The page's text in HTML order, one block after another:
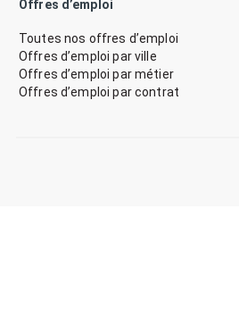
Offres d’emploi
Toutes nos offres d’emploi
Offres d’emploi par ville
Offres d’emploi par métier
Offres d’emploi par contrat